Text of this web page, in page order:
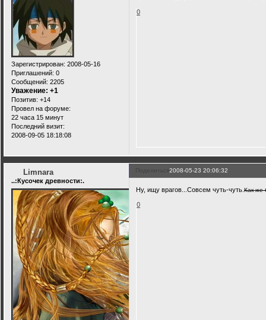
Зарегистрирован: 2008-05-16
Приглашений: 0
Сообщений: 2205
Уважение: +1
Позитив: +14
Провел на форуме:
22 часа 15 минут
Последний визит:
2008-09-05 18:18:08
0
Поделиться2008-05-23 20:06:32
Limnara
..:Кусочек древности:.
Ну, ищу врагов...Совсем чуть-чуть.Как же
0